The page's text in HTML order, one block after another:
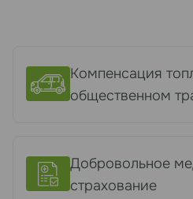
Компенсация
общественном
Добровольное
страхование